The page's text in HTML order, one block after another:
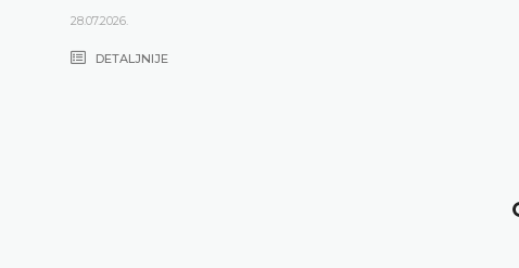
28.07.2026.
DETALJNIJE